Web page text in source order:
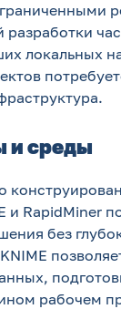
локальных
и среды
и RapidMiner
без
рабочем